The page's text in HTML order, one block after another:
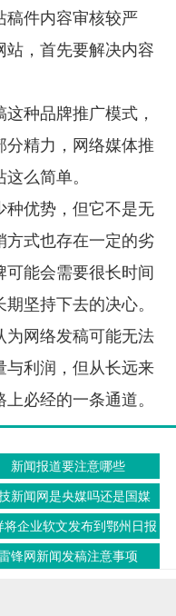
稿件内容审核较严
站，首先要解决内容
种品牌推广模式，
分精力，网络媒体推
么简单。
优势，但它不是无
方式也存在一定的劣
能会需要很长时间
坚持下去的决心。
网络发稿可能无法
与利润，但从长远来
必经的一条通道。
新闻报道要注意哪些
新闻网是央媒吗还是国媒
将企业软文发布到鄂州日报
上
锋网新闻发稿注意事项